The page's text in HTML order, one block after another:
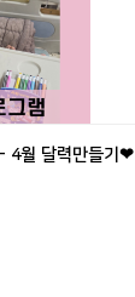
4월 달력만들기❤